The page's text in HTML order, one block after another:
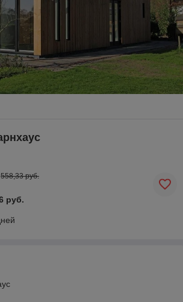
558,33 руб.
руб.